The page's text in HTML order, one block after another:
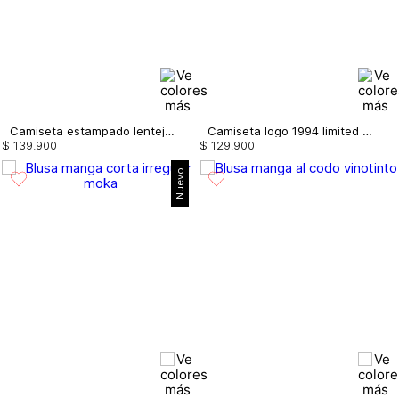
Camiseta estampado lentejuela
$ 139 900
Camiseta logo 1994 limited edition
$ 129 900
Nuevo